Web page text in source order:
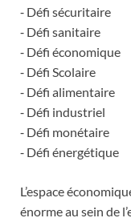
⁃ Défi sécuritaire
⁃ Défi sanitaire
⁃ Défi économique
⁃ Défi Scolaire
⁃ Défi alimentaire
⁃ Défi industriel
⁃ Défi monétaire
⁃ Défi énergétique
L’espace
énorme au sein de